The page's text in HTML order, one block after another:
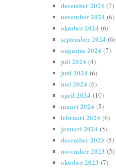
december 2024 (7)
november 2024 (6)
oktober 2024 (6)
september 2024 (6)
augustus 2024 (7)
juli 2024 (4)
juni 2024 (6)
mei 2024 (6)
april 2024 (10)
maart 2024 (5)
februari 2024 (6)
januari 2024 (5)
december 2023 (5)
november 2023 (5)
oktober 2023 (7)